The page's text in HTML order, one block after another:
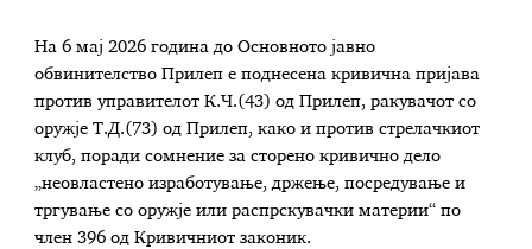
На 6 мај 2026 година до Основното јавно
обвинителство Прилеп е поднесена кривична пријава
против управителот К.Ч.(43) од Прилеп, ракувачот со
оружје Т.Д.(73) од Прилеп, како и против стрелачкиот
клуб, поради сомнение за сторено кривично дело
„неовластено изработување, држење, посредување и
тргување со оружје или распрскувачки материи“ по
член 396 од Кривичниот законик.